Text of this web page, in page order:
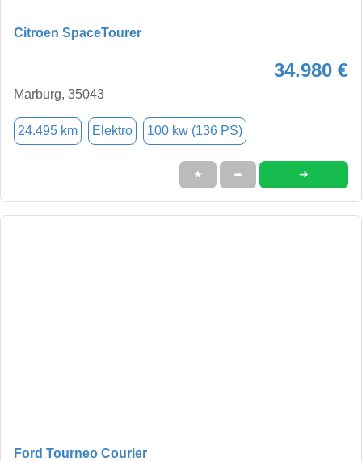
Citroen SpaceTourer
34.980 €
Marburg, 35043
24.495 km Elektro 100 kw (136 PS)
★ ➦ ➜
Ford Tourneo Courier